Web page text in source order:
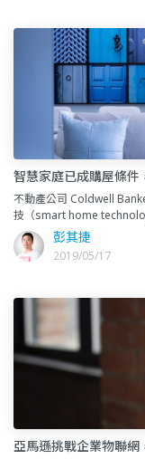
智慧家庭已成購屋條件
不動產公司 Coldwell
技（smart home
房的重點。不論哪一
彭其捷
2019/05/17
亞馬遜挑戰企業物聯網